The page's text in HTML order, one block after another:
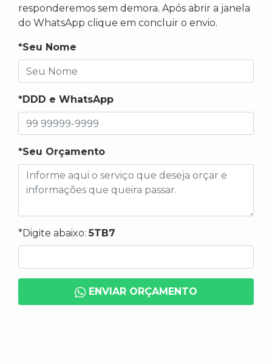
responderemos sem demora. Após abrir a janela
do WhatsApp clique em concluir o envio.
*Seu Nome
*DDD e WhatsApp
*Seu Orçamento
*Digite abaixo:5TB7
ENVIAR ORÇAMENTO